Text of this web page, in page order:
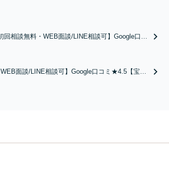
回相談無料・WEB面談/LINE相談可】Google口コ
」解決を【夜間休日対応】
WEB面談/LINE相談可】Google口コミ★4.5【宝塚